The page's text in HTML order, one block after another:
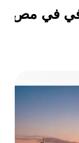
في مص